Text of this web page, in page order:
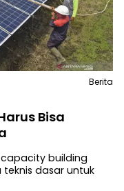
Bisa
capacity building
dasar untuk
Berita